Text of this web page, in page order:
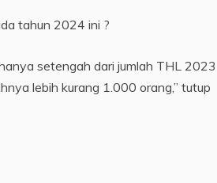
tahun 2024 ini ?
setengah dari jumlah THL 2023
lebih kurang 1.000 orang,” tutup